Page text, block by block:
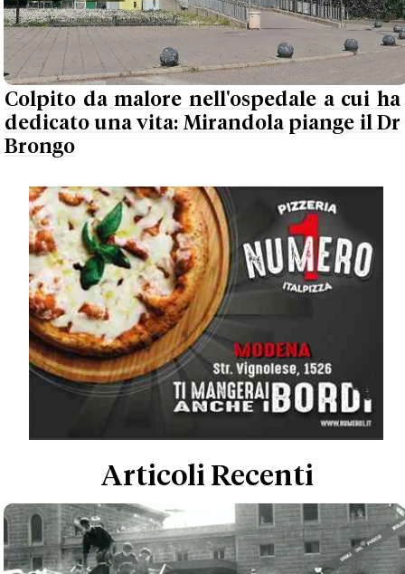
Colpito da malore nell'ospedale a cui ha
dedicato una vita: Mirandola piange il Dr
Brongo
Articoli Recenti